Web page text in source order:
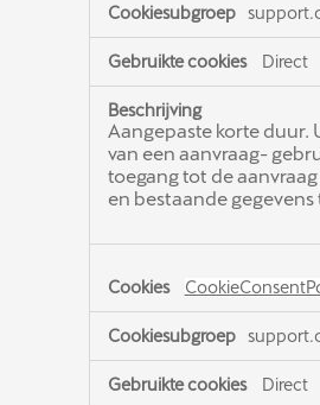
Direct
Aangepaste korte duur.
van een aanvraag-
toegang tot de
en bestaande gegevens
Direct